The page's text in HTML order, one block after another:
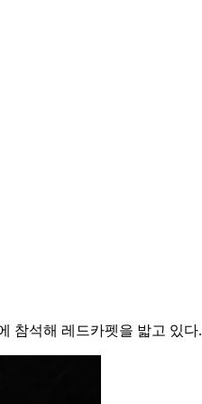
참석해 레드카펫을 밟고 있다.